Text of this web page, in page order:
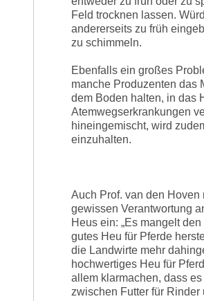
Feld trocknen lassen.
andererseits zu früh
zu schimmeln.
Ebenfalls ein großes
manche Produzenten das
dem Boden halten, in das
Atemwegserkrankungen
hineingemischt, wird
einzuhalten.
Auch Prof. van den
gewissen Verantwortung
Heus ein: „Es mangelt
gutes Heu für Pferde
die Landwirte mehr
hochwertiges Heu für
allem klarmachen, dass
zwischen Futter für Rinder